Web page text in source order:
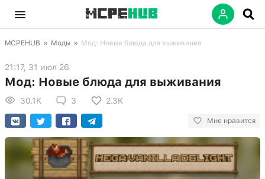
MCPEHUB » Моды » Мод: Новые блюда для выживания
21:17, 31 июл 26
Мод: Новые блюда для выживания
30.1K 3 2.3K
Мне нравится